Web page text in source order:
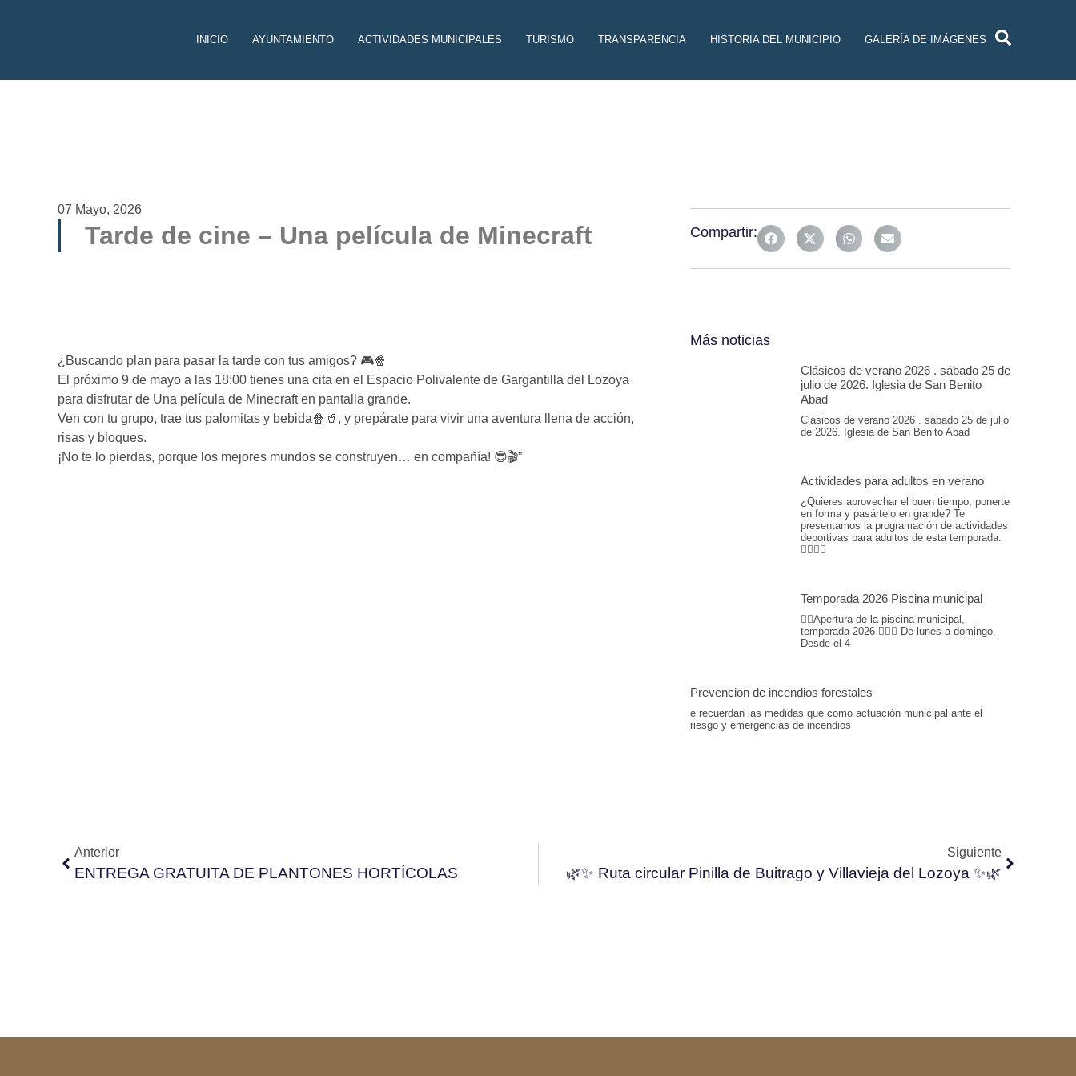
INICIO AYUNTAMIENTO ACTIVIDADES MUNICIPALES TURISMO TRANSPARENCIA HISTORIA DEL MUNICIPIO GALERÍA DE IMÁGENES
07 Mayo, 2026
Tarde de cine – Una película de Minecraft
¿Buscando plan para pasar la tarde con tus amigos? 🎮🍿
El próximo 9 de mayo a las 18:00 tienes una cita en el Espacio Polivalente de Gargantilla del Lozoya
para disfrutar de Una película de Minecraft en pantalla grande.
Ven con tu grupo, trae tus palomitas y bebida🍿🥤, y prepárate para vivir una aventura llena de acción,
risas y bloques.
¡No te lo pierdas, porque los mejores mundos se construyen… en compañía! 😎🎬”
Compartir:
Más noticias
Clásicos de verano 2026 . sábado 25 de
julio de 2026. Iglesia de San Benito
Abad
Clásicos de verano 2026 . sábado 25 de julio
de 2026. Iglesia de San Benito Abad
Actividades para adultos en verano
¿Quieres aprovechar el buen tiempo, ponerte
en forma y pasártelo en grande? Te
presentamos la programación de actividades
deportivas para adultos de esta temporada.
🏊‍♂️💪🎾
Temporada 2026 Piscina municipal
🏊‍♀️Apertura de la piscina municipal,
temporada 2026 🏊🏽📆 De lunes a domingo.
Desde el 4
Prevencion de incendios forestales
e recuerdan las medidas que como actuación municipal ante el
riesgo y emergencias de incendios
Anterior
ENTREGA GRATUITA DE PLANTONES HORTÍCOLAS
Siguiente
🌿✨ Ruta circular Pinilla de Buitrago y Villavieja del Lozoya ✨🌿